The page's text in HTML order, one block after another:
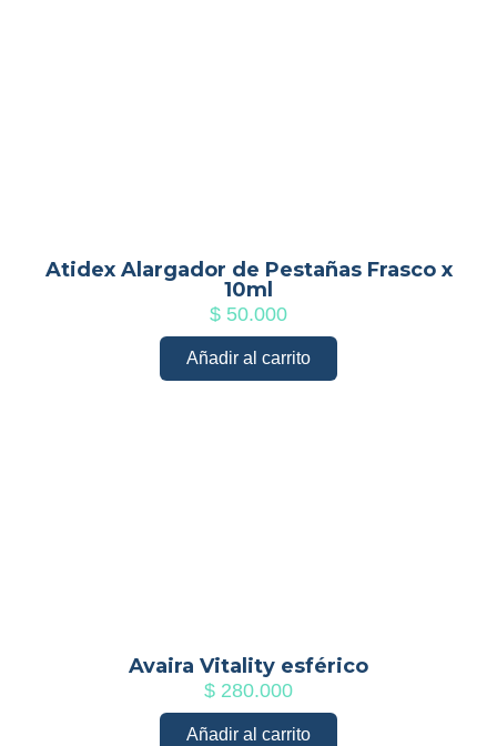
Atidex Alargador de Pestañas Frasco x
10ml
$ 50.000
Añadir al carrito
Avaira Vitality esférico
$ 280.000
Añadir al carrito